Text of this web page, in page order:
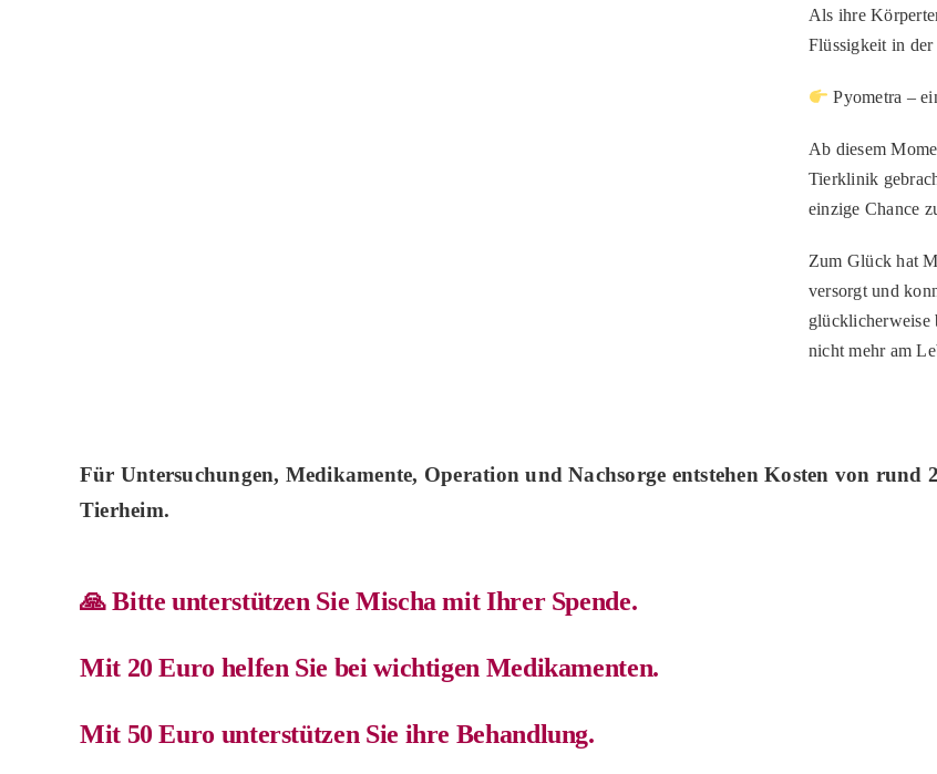
Als ihre
Flüssigkeit in der
Pyometra –
Ab diesem
Tierklinik
einzige Chance
Zum Glück hat
versorgt und
glücklicherweise
nicht mehram
Für Untersuchungen, Medikamente, Operation und Nachsorge entstehen Kosten von rund
Tierheim.
🙏 Bitte unterstützen Sie Mischa mit Ihrer Spende.
Mit 20 Euro helfen Sie bei wichtigen Medikamenten.
Mit 50 Euro unterstützen Sie ihre Behandlung.